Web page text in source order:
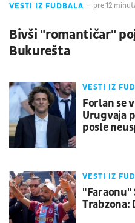
VESTI IZ FUDBALA pre 12
Bivši "romantičar"
Bukurešta
VESTI IZ
Forlan se
Urugvaja
posle
VESTI IZ
"Faraonu"
Trabzona: